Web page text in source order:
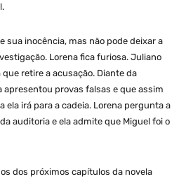
sua inocência, mas não pode deixar a
Lorena fica furiosa. Juliano
retire a acusação. Diante da
apresentou provas falsas e que assim
ela irá para a cadeia. Lorena pergunta a
auditoria e ela admite que Miguel foi o
dos próximos capítulos da novela